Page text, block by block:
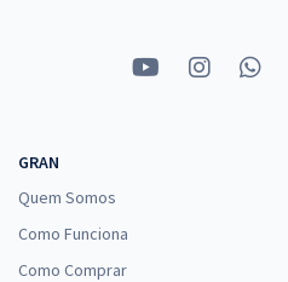
GRAN
Quem Somos
Como Funciona
Como Comprar